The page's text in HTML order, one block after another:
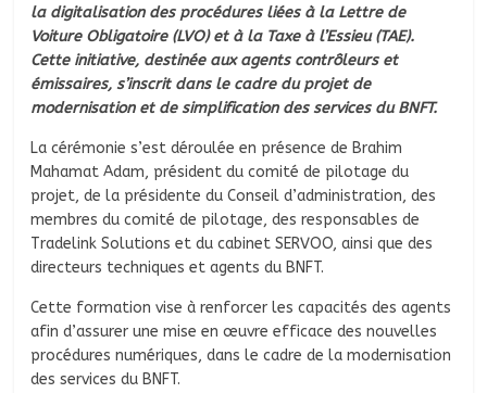
la digitalisation des procédures liées à la Lettre de
Voiture Obligatoire (LVO) et à la Taxe à l’Essieu (TAE).
Cette initiative, destinée aux agents contrôleurs et
émissaires, s’inscrit dans le cadre du projet de
modernisation et de simplification des services du BNFT.
La cérémonie s’est déroulée en présence de Brahim
Mahamat Adam, président du comité de pilotage du
projet, de la présidente du Conseil d’administration, des
membres du comité de pilotage, des responsables de
Tradelink Solutions et du cabinet SERVOO, ainsi que des
directeurs techniques et agents du BNFT.
Cette formation vise à renforcer les capacités des agents
afin d’assurer une mise en œuvre efficace des nouvelles
procédures numériques, dans le cadre de la modernisation
des services du BNFT.